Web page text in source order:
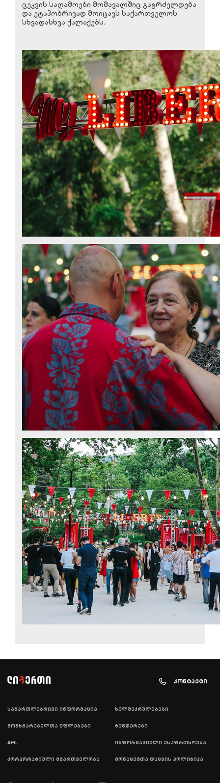
ცეკვის საღამოები მომავალშიც გაგრძელდება
და ეტაპობრივად მოიცავს საქართველოს
სხვადასხვა ქალაქებს.
კონტაქტი
სამართლებრივი ინფორმაცია ხელშეკრულებები
მომხმარებელთა უფლებები ტენდერები
AML ინფორმაციული უსაფრთხოება
კორპორატიული მმართველობა მონაცემთა დაცვის პოლიტიკა